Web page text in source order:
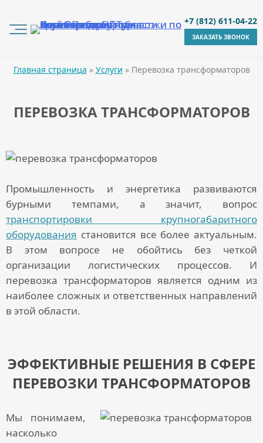
+7 (812) 611-04-22
ЗАКАЗАТЬ ЗВОНОК
Главная страница » Услуги » Перевозка трансформаторов
ПЕРЕВОЗКА ТРАНСФОРМАТОРОВ
Промышленность и энергетика развиваются
бурными темпами, а значит, вопрос
транспортировки крупногабаритного
оборудования становится все более актуальным.
В этом вопросе не обойтись без четкой
организации логистических процессов. И
перевозка трансформаторов является одним из
наиболее сложных и ответственных направлений
в этой области.
ЭФФЕКТИВНЫЕ РЕШЕНИЯ В СФЕРЕ
ПЕРЕВОЗКИ ТРАНСФОРМАТОРОВ
Мы понимаем,
насколько